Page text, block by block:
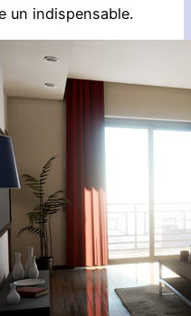
un indispensable.